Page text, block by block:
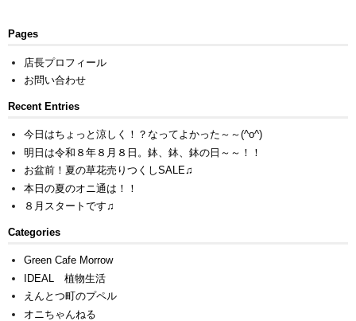
Pages
店長プロフィール
お問い合わせ
Recent Entries
今日はちょっと涼しく！？なってよかった～～(^o^)
明日は令和８年８月８日。鉢、鉢、鉢の日～～！！
お盆前！夏の草花売りつくしSALE♫
本日の夏のオニ通は！！
８月スタートです♫
Categories
Green Cafe Morrow
IDEAL 植物生活
えんとつ町のプペル
オニちゃんねる